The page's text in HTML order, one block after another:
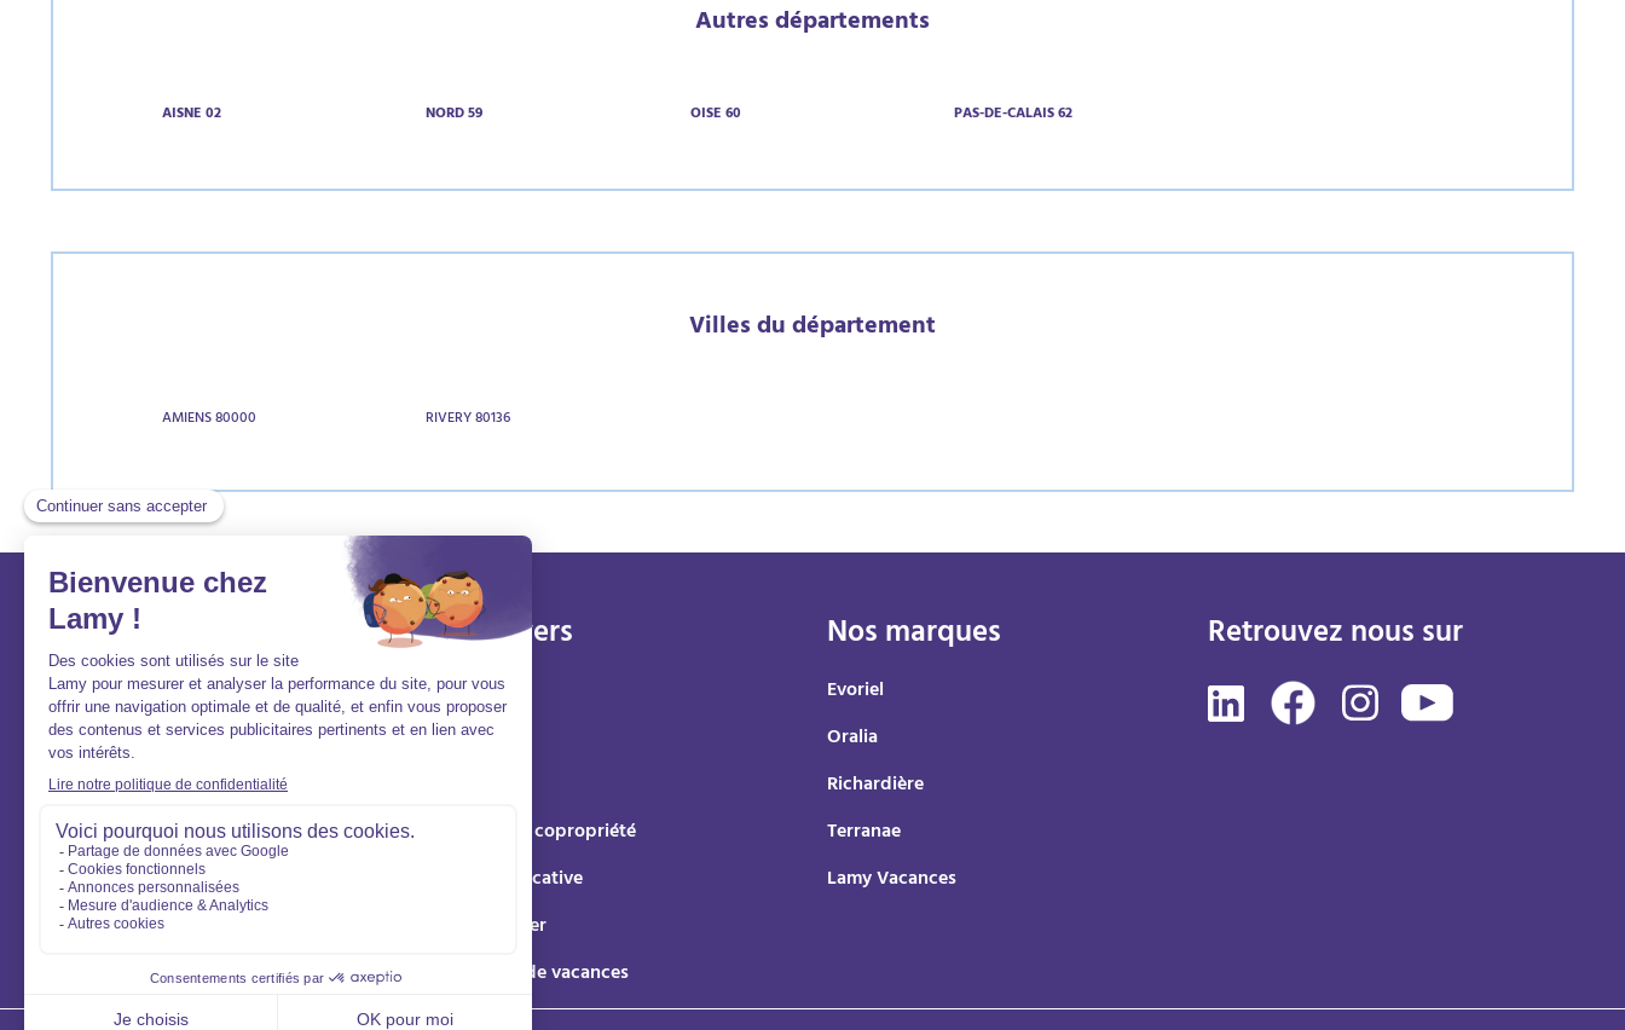
Autres départements
AISNE 02 NORD 59 OISE 60 PAS-DE-CALAIS 62
Villes du département
AMIENS 80000 RIVERY 80136
Lamy et vous
Aide et contact
FAQ
Qui sommes-nous ?
Nous rejoindre
Aller vers
Acheter
Louer
Syndic de copropriété
Gestion locative
Éco rénover
Location de vacances
Nos marques
Evoriel
Oralia
Richardière
Terranae
Lamy Vacances
Retrouvez nous sur